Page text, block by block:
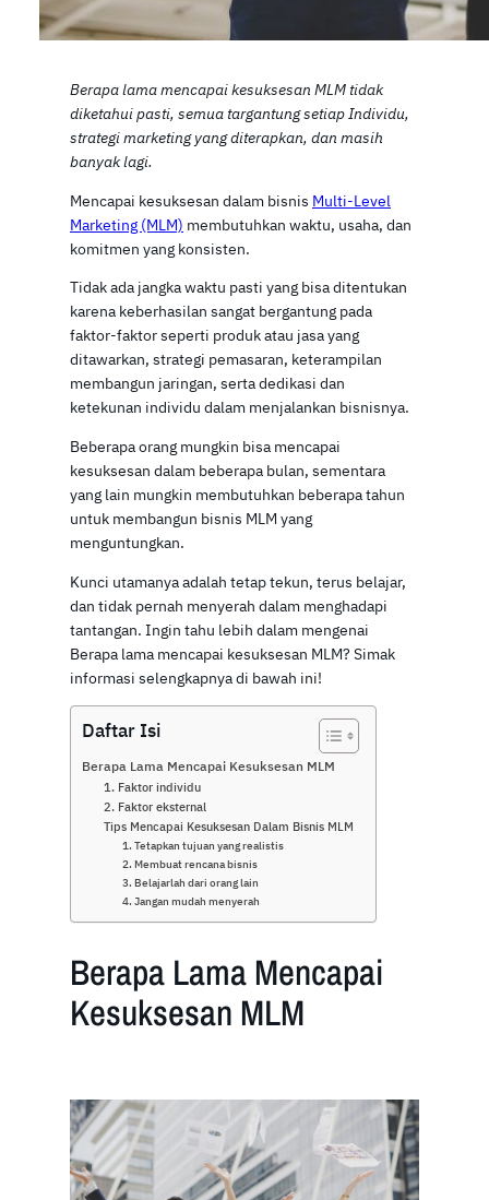
Berapa lama mencapai kesuksesan MLM tidak
diketahui pasti, semua targantung setiap Individu,
strategi marketing yang diterapkan, dan masih
banyak lagi.
Mencapai kesuksesan dalam bisnis Multi-Level
Marketing (MLM) membutuhkan waktu, usaha, dan
komitmen yang konsisten.
Tidak ada jangka waktu pasti yang bisa ditentukan
karena keberhasilan sangat bergantung pada
faktor-faktor seperti produk atau jasa yang
ditawarkan, strategi pemasaran, keterampilan
membangun jaringan, serta dedikasi dan
ketekunan individu dalam menjalankan bisnisnya.
Beberapa orang mungkin bisa mencapai
kesuksesan dalam beberapa bulan, sementara
yang lain mungkin membutuhkan beberapa tahun
untuk membangun bisnis MLM yang
menguntungkan.
Kunci utamanya adalah tetap tekun, terus belajar,
dan tidak pernah menyerah dalam menghadapi
tantangan. Ingin tahu lebih dalam mengenai
Berapa lama mencapai kesuksesan MLM? Simak
informasi selengkapnya di bawah ini!
Daftar Isi
Berapa Lama Mencapai Kesuksesan MLM
1. Faktor individu
2. Faktor eksternal
Tips Mencapai Kesuksesan Dalam Bisnis MLM
1. Tetapkan tujuan yang realistis
2. Membuat rencana bisnis
3. Belajarlah dari orang lain
4. Jangan mudah menyerah
Berapa Lama Mencapai
Kesuksesan MLM